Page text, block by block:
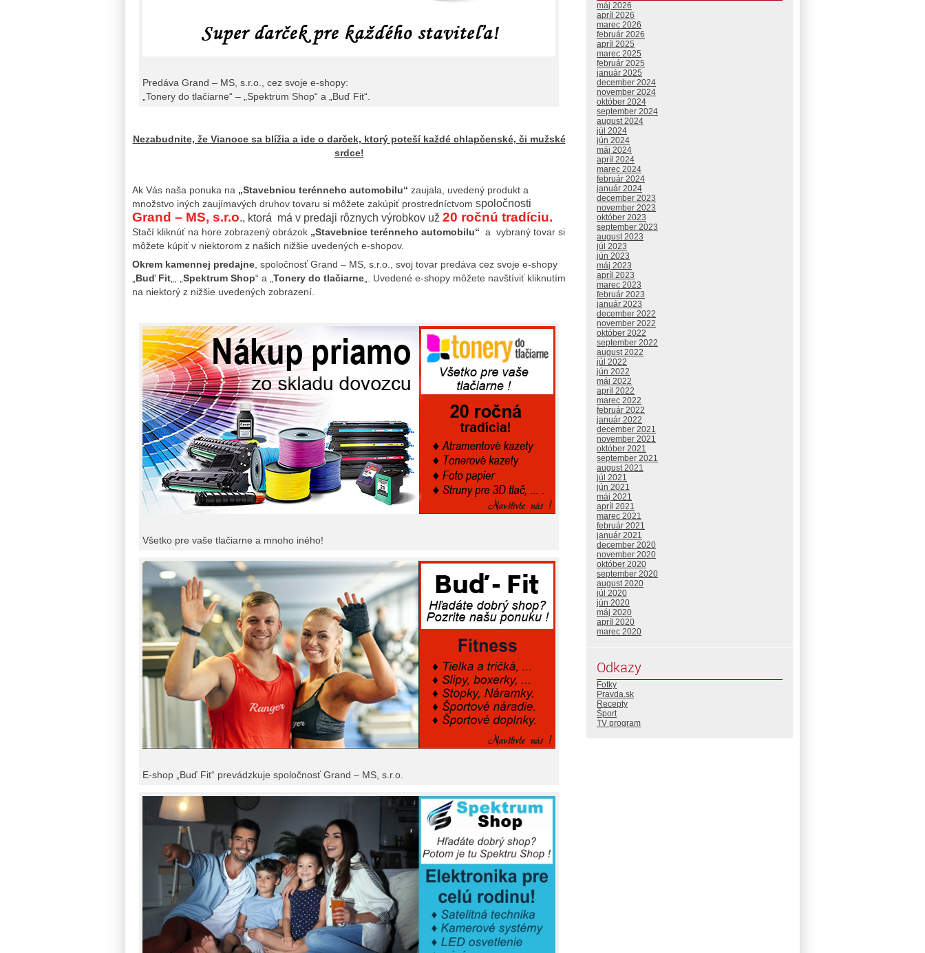
Predáva Grand – MS, s.r.o., cez svoje e-shopy:
„Tonery do tlačiarne“ – „Spektrum Shop“ a „Buď Fit“.
Nezabudnite, že Vianoce sa blížia a ide o darček, ktorý poteší každé chlapčenské, či mužské
srdce!
Ak Vás naša ponuka na „Stavebnicu terénneho automobilu“ zaujala, uvedený produkt a
množstvo iných zaujímavých druhov tovaru si môžete zakúpiť prostredníctvom spoločnosti
Grand – MS, s.r.o., ktorá má v predaji rôznych výrobkov už 20 ročnú tradíciu.
Stačí kliknúť na hore zobrazený obrázok „Stavebnice terénneho automobilu“ a vybraný tovar si
môžete kúpiť v niektorom z našich nižšie uvedených e-shopov.
Okrem kamennej predajne, spoločnosť Grand – MS, s.r.o., svoj tovar predáva cez svoje e-shopy
„Buď Fit„, „Spektrum Shop“ a „Tonery do tlačiarne„. Uvedené e-shopy môžete navštíviť kliknutím
na niektorý z nižšie uvedených zobrazení.
Všetko pre vaše tlačiarne a mnoho iného!
E-shop „Buď Fit“ prevádzkuje spoločnosť Grand – MS, s.r.o.
máj 2026
apríl 2026
marec 2026
február 2026
apríl 2025
marec 2025
február 2025
január 2025
december 2024
november 2024
október 2024
september 2024
august 2024
júl 2024
jún 2024
máj 2024
apríl 2024
marec 2024
február 2024
január 2024
december 2023
november 2023
október 2023
september 2023
august 2023
júl 2023
jún 2023
máj 2023
apríl 2023
marec 2023
február 2023
január 2023
december 2022
november 2022
október 2022
september 2022
august 2022
júl 2022
jún 2022
máj 2022
apríl 2022
marec 2022
február 2022
január 2022
december 2021
november 2021
október 2021
september 2021
august 2021
júl 2021
jún 2021
máj 2021
apríl 2021
marec 2021
február 2021
január 2021
december 2020
november 2020
október 2020
september 2020
august 2020
júl 2020
jún 2020
máj 2020
apríl 2020
marec 2020
Odkazy
Fotky
Pravda.sk
Recepty
Šport
TV program